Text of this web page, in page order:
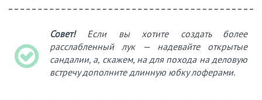
Совет! Если вы хотите создать более
расслабленный лук — надевайте открытые
сандалии, а, скажем, на для похода на деловую
встречу дополните длинную юбку лоферами.